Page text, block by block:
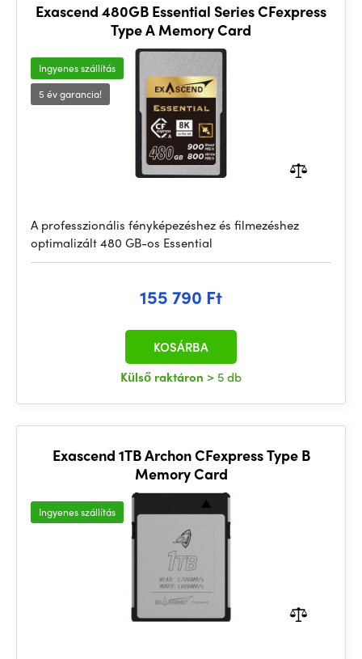
Exascend 480GB Essential Series CFexpress
Type A Memory Card
Ingyenes szállítás
5 év garancia!
A professzionális fényképezéshez és filmezéshez
optimalizált 480 GB-os Essential
155 790 Ft
Külső raktáron > 5 db
KOSÁRBA
Exascend 1TB Archon CFexpress Type B
Memory Card
Ingyenes szállítás